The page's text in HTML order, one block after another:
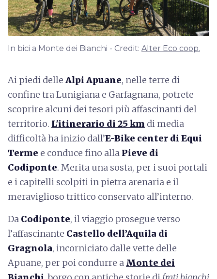
In bici a Monte dei Bianchi - Credit: Alter Eco coop.
Ai piedi delle Alpi Apuane, nelle terre di
confine tra Lunigiana e Garfagnana, potrete
scoprire alcuni dei tesori più affascinanti del
territorio. L'itinerario di 25 km di media
difficoltà ha inizio dall’E-Bike center di Equi
Terme e conduce fino alla Pieve di
Codiponte. Merita una sosta, per i suoi portali
e i capitelli scolpiti in pietra arenaria e il
meraviglioso trittico conservato all’interno.
Da Codiponte, il viaggio prosegue verso
l’affascinante Castello dell’Aquila di
Gragnola, incorniciato dalle vette delle
Apuane, per poi condurre a Monte dei